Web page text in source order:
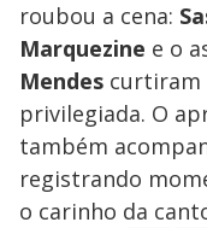
roubou a cena:
Marquezine e o
Mendes curtiram
privilegiada. O
também
registrando
o carinho da